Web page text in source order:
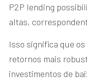
P2P lending
altas,
Isso significa que
retornos mais
investimentos de